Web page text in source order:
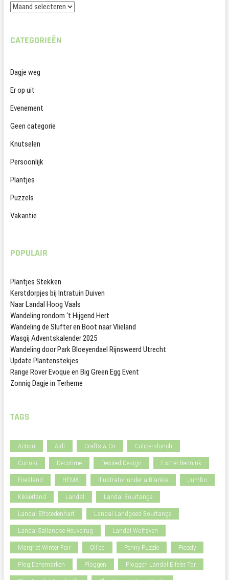
Archieven
CATEGORIEËN
Dagje weg
Er op uit
Evenement
Geen categorie
Knutselen
Persoonlijk
Plantjes
Puzzels
Vakantie
POPULAIR
Plantjes Stekken
Kerstdorpjes bij Intratuin Duiven
Naar Landal Hoog Vaals
Wandeling rondom ‘t Hijgend Hert
Wandeling de Slufter en Boot naar Vlieland
Wasgij Adventskalender 2025
Wandeling door Park Bloeyendael Rijnsweerd Utrecht
Update Plantenstekjes
Range Rover Evoque en Big Green Egg Event
Zonnig Dagje in Terherne
TAGS
Action Aldi Crafts & Co Culiperslunch
Curiosi Decotime Desired Design Esther Bennink
Friesland HEMA Illustrator under a Blankie Jumbo
Kikkerland Landal Landal Bourtange
Landal Elfstedenhart Landal Landgoed Bourtange
Landal Sallandse Heuvelrug Landal Wolfsven
Margriet Winter Fair Oll'eo Penny Puzzle Piecely
Plog Denemarken Ploggen Ploggen Landal Eifeler Tor